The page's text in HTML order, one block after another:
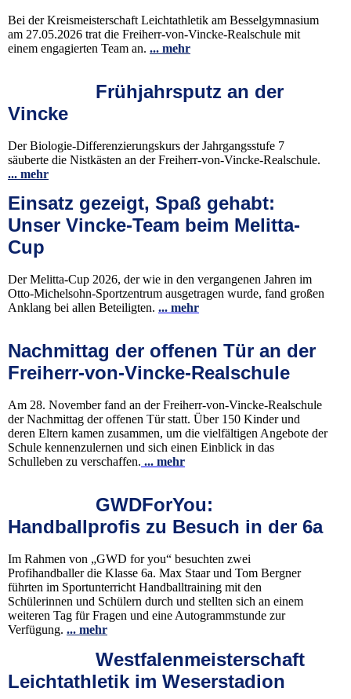
Bei der Kreismeisterschaft Leichtathletik am Besselgymnasium
am 27.05.2026 trat die Freiherr-von-Vincke-Realschule mit
einem engagierten Team an. ... mehr
Frühjahrsputz an der
Vincke
Der Biologie-Differenzierungskurs der Jahrgangsstufe 7
säuberte die Nistkästen an der Freiherr-von-Vincke-Realschule.
... mehr
Einsatz gezeigt, Spaß gehabt:
Unser Vincke-Team beim Melitta-
Cup
Der Melitta-Cup 2026, der wie in den vergangenen Jahren im
Otto-Michelsohn-Sportzentrum ausgetragen wurde, fand großen
Anklang bei allen Beteiligten. ... mehr
Nachmittag der offenen Tür an der
Freiherr-von-Vincke-Realschule
Am 28. November fand an der Freiherr-von-Vincke-Realschule
der Nachmittag der offenen Tür statt. Über 150 Kinder und
deren Eltern kamen zusammen, um die vielfältigen Angebote der
Schule kennenzulernen und sich einen Einblick in das
Schulleben zu verschaffen. ... mehr
GWDForYou:
Handballprofis zu Besuch in der 6a
Im Rahmen von „GWD for you“ besuchten zwei
Profihandballer die Klasse 6a. Max Staar und Tom Bergner
führten im Sportunterricht Handballtraining mit den
Schülerinnen und Schülern durch und stellten sich an einem
weiteren Tag für Fragen und eine Autogrammstunde zur
Verfügung. ... mehr
Westfalenmeisterschaft
Leichtathletik im Weserstadion